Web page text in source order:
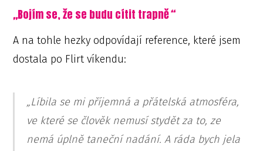
„Bojím se, že se budu cítit trapně“
A na tohle hezky odpovídají reference, které jsem
dostala po Flirt víkendu:
„Líbila se mi příjemná a přátelská atmosféra,
ve které se člověk nemusí stydět za to, ze
nemá úplně taneční nadání. A ráda bych jela